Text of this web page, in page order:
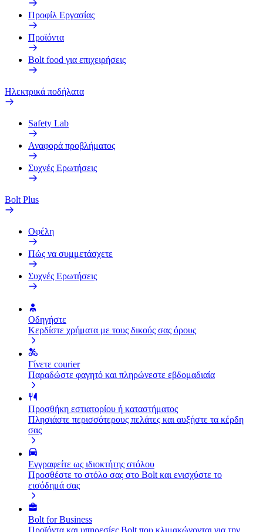
Προφίλ Εργασίας
Προϊόντα
Bolt food για επιχειρήσεις
Ηλεκτρικά ποδήλατα
Safety Lab
Αναφορά προβλήματος
Συχνές Ερωτήσεις
Bolt Plus
Οφέλη
Πώς να συμμετάσχετε
Συχνές Ερωτήσεις
Οδηγήστε
Κερδίστε χρήματα με τους δικούς σας όρους
Γίνετε courier
Παραδώστε φαγητό και πληρώνεστε εβδομαδιαία
Προσθήκη εστιατορίου ή καταστήματος
Πλησιάστε περισσότερους πελάτες και αυξήστε τα κέρδη
σας
Εγγραφείτε ως ιδιοκτήτης στόλου
Προσθέστε το στόλο σας στο Bolt και ενισχύστε το
εισόδημά σας
Bolt for Business
Προϊόντα και υπηρεσίες Bolt που κλιμακώνονται για την